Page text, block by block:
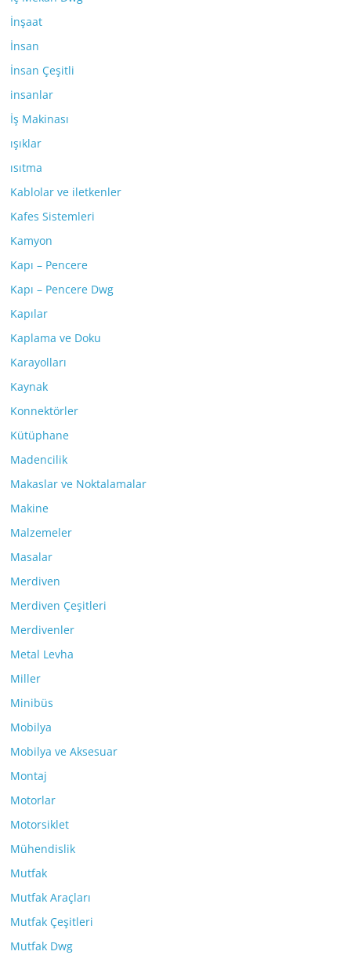
İnşaat
İnsan
İnsan Çeşitli
insanlar
İş Makinası
ışıklar
ısıtma
Kablolar ve iletkenler
Kafes Sistemleri
Kamyon
Kapı – Pencere
Kapı – Pencere Dwg
Kapılar
Kaplama ve Doku
Karayolları
Kaynak
Konnektörler
Kütüphane
Madencilik
Makaslar ve Noktalamalar
Makine
Malzemeler
Masalar
Merdiven
Merdiven Çeşitleri
Merdivenler
Metal Levha
Miller
Minibüs
Mobilya
Mobilya ve Aksesuar
Montaj
Motorlar
Motorsiklet
Mühendislik
Mutfak
Mutfak Araçları
Mutfak Çeşitleri
Mutfak Dwg